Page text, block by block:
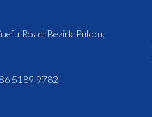
Road, Bezirk Pukou,
5189 9782